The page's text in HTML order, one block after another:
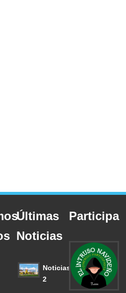
Últimas
Noticias
Noticias
2
Participa